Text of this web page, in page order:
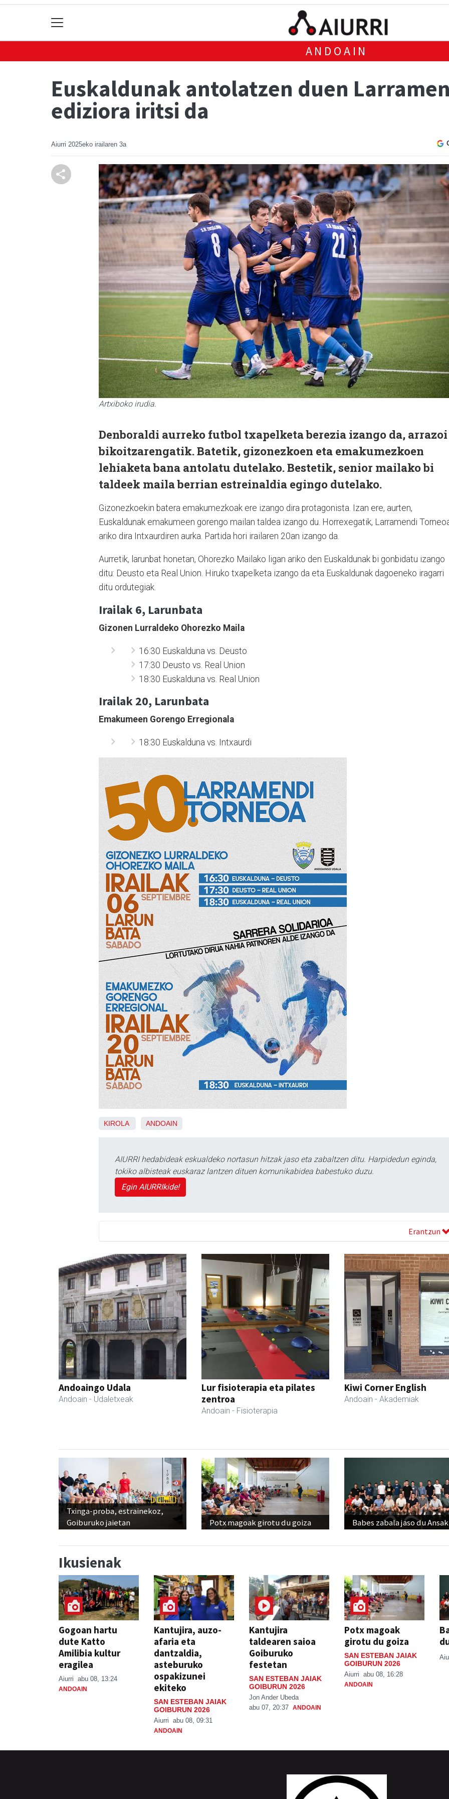
ANDOAIN
Euskaldunak antolatzen duen
ediziora iritsi da
Aiurri 2025eko irailaren 3a
Artxiboko irudia.
Denboraldi aurreko futbol txapelketa berezia izango da, arrazoi
bikoitzarengatik. Batetik, gizonezkoen eta emakumezkoen
lehiaketa bana antolatu dutelako. Bestetik, senior mailako bi
taldeek maila berrian estreinaldia egingo dutelako.
Gizonezkoekin batera emakumezkoak ere izango dira protagonista. Izan ere, aurten,
Euskaldunak emakumeen gorengo mailan taldea izango du. Horrexegatik, Larramendi
ariko dira Intxaurdiren aurka. Partida hori irailaren 20an izango da.
Aurretik, larunbat honetan, Ohorezko Mailako ligan ariko den Euskaldunak bi gonbidatu izango
ditu: Deusto eta Real Union. Hiruko txapelketa izango da eta Euskaldunak dagoeneko iragarri
ditu ordutegiak.
Irailak 6, Larunbata
Gizonen Lurraldeko Ohorezko Maila
16:30 Euskalduna vs. Deusto
17:30 Deusto vs. Real Union
18:30 Euskalduna vs. Real Union
Irailak 20, Larunbata
Emakumeen Gorengo Erregionala
18:30 Euskalduna vs. Intxaurdi
KIROLA ANDOAIN
AIURRI hedabideak eskualdeko nortasun hitzak jaso eta zabaltzen ditu. Harpidedun eginda,
tokiko albisteak euskaraz lantzen dituen komunikabidea babestuko duzu.
Egin AIURRIkide!
Erantzun
Andoaingo Udala
Andoain - Udaletxeak
Lur fisioterapia eta pilates
zentroa
Andoain - Fisioterapia
Kiwi Corner English
Andoain - Akademiak
Txinga-proba, estrainekoz,
Goiburuko jaietan
Potx magoak girotu du goiza Babes zabala jaso du Ansak
Ikusienak
Gogoan hartu
dute Katto
Amilibia kultur
eragilea
Aiurri abu 08, 13:24
ANDOAIN
Kantujira, auzo-
afaria eta
dantzaldia,
asteburuko
ospakizunei
ekiteko
SAN ESTEBAN JAIAK
GOIBURUN 2026
Aiurri abu 08, 09:31
ANDOAIN
Kantujira
taldearen saioa
Goiburuko
festetan
SAN ESTEBAN JAIAK
GOIBURUN 2026
Jon Ander Ubeda
abu 07, 20:37 ANDOAIN
Potx magoak
girotu du goiza
SAN ESTEBAN JAIAK
GOIBURUN 2026
Aiurri abu 08, 16:28
ANDOAIN